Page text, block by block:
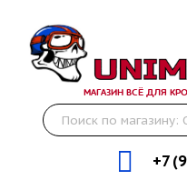
МАГАЗИН ВСЁ ДЛЯ
+7